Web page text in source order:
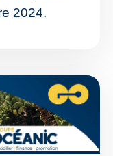
2024.